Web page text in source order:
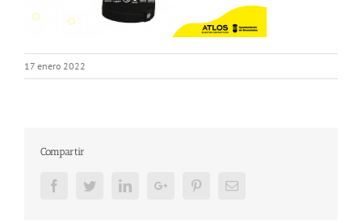
17 enero 2022
Compartir
FacebookTwitterLinkedInGoogle+ PinterestEmail